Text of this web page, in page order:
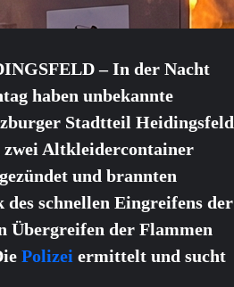
– In der Nacht
haben unbekannte
Stadtteil Heidingsfeld
zwei Altkleidercontainer
und brannten
des schnellen Eingreifens der
Übergreifen der Flammen
Polizei ermittelt und sucht